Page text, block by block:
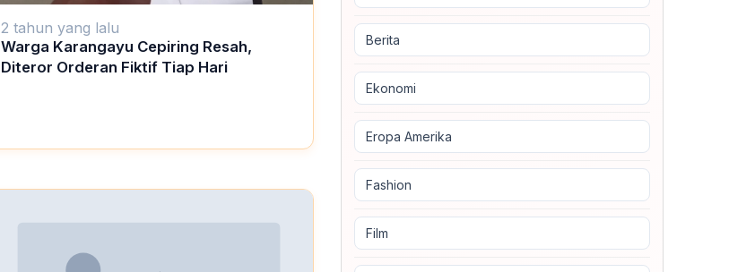
2 tahun yang lalu
Warga Karangayu Cepiring Resah,
Diteror Orderan Fiktif Tiap Hari
Berita
Ekonomi
Eropa Amerika
Fashion
Film